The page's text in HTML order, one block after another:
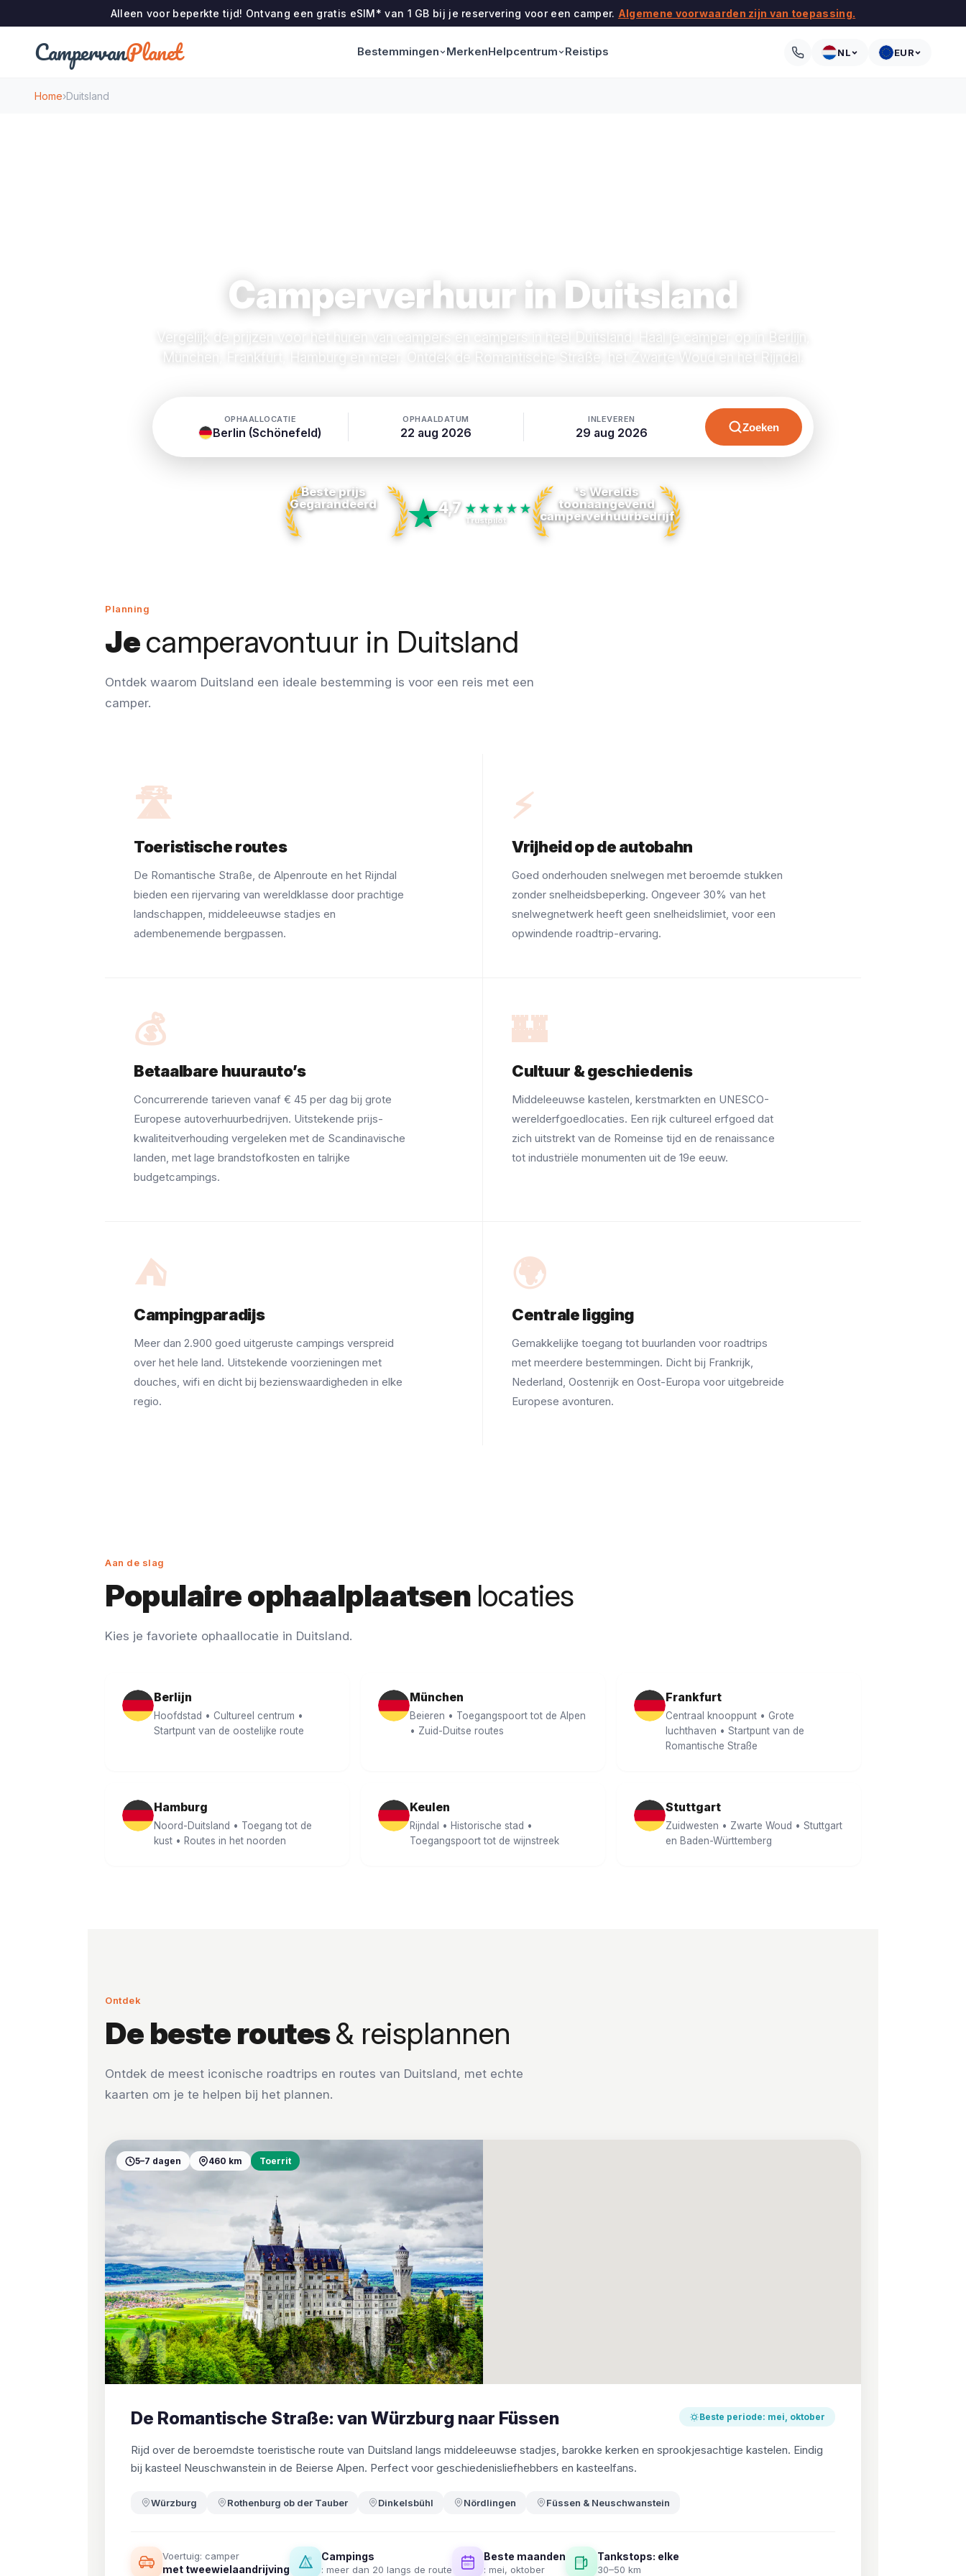
Alleen voor beperkte tijd! Ontvang een gratis eSIM* van 1 GB bij je reservering voor een camper. Algemene voorwaarden zijn van toepassing.
CampervanPlanet Bestemmingen MerkenHelpcentrum Reistips NL EUR
Home›Duitsland
Camperverhuur in Duitsland
Vergelijk de prijzen voor het huren van campers en campers in heel Duitsland. Haal je camper op in Berlijn,
München, Frankfurt, Hamburg en meer. Ontdek de Romantische Straße, het Zwarte Woud en het Rijndal.
OPHAALLOCATIE
Berlin (Schönefeld)
OPHAALDATUM
22 aug 2026
INLEVEREN
29 aug 2026 Zoeken
Beste prijs
Gegarandeerd
4,7 ★★★★★
Trustpilot
's Werelds
toonaangevend
camperverhuurbedrijf
Planning
Jecamperavontuur in Duitsland
Ontdek waarom Duitsland een ideale bestemming is voor een reis met een
camper.
🛣️
Toeristische routes
De Romantische Straße, de Alpenroute en het Rijndal
bieden een rijervaring van wereldklasse door prachtige
landschappen, middeleeuwse stadjes en
adembenemende bergpassen.
⚡
Vrijheid op de autobahn
Goed onderhouden snelwegen met beroemde stukken
zonder snelheidsbeperking. Ongeveer 30% van het
snelwegnetwerk heeft geen snelheidslimiet, voor een
opwindende roadtrip-ervaring.
💰
Betaalbare huurauto’s
Concurrerende tarieven vanaf € 45 per dag bij grote
Europese autoverhuurbedrijven. Uitstekende prijs-
kwaliteitverhouding vergeleken met de Scandinavische
landen, met lage brandstofkosten en talrijke
budgetcampings.
🏰
Cultuur & geschiedenis
Middeleeuwse kastelen, kerstmarkten en UNESCO-
werelderfgoedlocaties. Een rijk cultureel erfgoed dat
zich uitstrekt van de Romeinse tijd en de renaissance
tot industriële monumenten uit de 19e eeuw.
⛺
Campingparadijs
Meer dan 2.900 goed uitgeruste campings verspreid
over het hele land. Uitstekende voorzieningen met
douches, wifi en dicht bij bezienswaardigheden in elke
regio.
🌍
Centrale ligging
Gemakkelijke toegang tot buurlanden voor roadtrips
met meerdere bestemmingen. Dicht bij Frankrijk,
Nederland, Oostenrijk en Oost-Europa voor uitgebreide
Europese avonturen.
Aan de slag
Populaire ophaalplaatsen locaties
Kies je favoriete ophaallocatie in Duitsland.
Berlijn
Hoofdstad • Cultureel centrum •
Startpunt van de oostelijke route
München
Beieren • Toegangspoort tot de Alpen
• Zuid-Duitse routes
Frankfurt
Centraal knooppunt • Grote
luchthaven • Startpunt van de
Romantische Straße
Hamburg
Noord-Duitsland • Toegang tot de
kust • Routes in het noorden
Keulen
Rijndal • Historische stad •
Toegangspoort tot de wijnstreek
Stuttgart
Zuidwesten • Zwarte Woud • Stuttgart
en Baden-Württemberg
Ontdek
De beste routes& reisplannen
Ontdek de meest iconische roadtrips en routes van Duitsland, met echte
kaarten om je te helpen bij het plannen.
5–7 dagen 460 km Toerrit
01
De Romantische Straße: van Würzburg naar Füssen Beste periode: mei, oktober
Rijd over de beroemdste toeristische route van Duitsland langs middeleeuwse stadjes, barokke kerken en sprookjesachtige kastelen. Eindig
bij kasteel Neuschwanstein in de Beierse Alpen. Perfect voor geschiedenisliefhebbers en kasteelfans.
Würzburg Rothenburg ob der Tauber Dinkelsbühl Nördlingen Füssen & Neuschwanstein
Voertuig: camper
met tweewielaandrijving
Campings
: meer dan 20 langs de route
Beste maanden
: mei, oktober
Tankstops: elke
30–50 km